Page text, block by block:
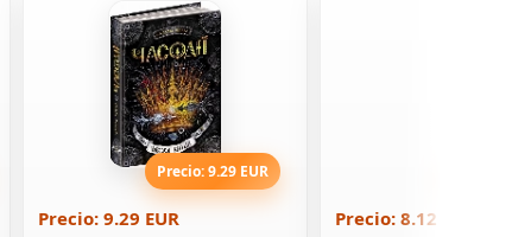
Precio: 9.29 EUR
Precio: 9.29 EUR Precio: 8.12 EUR